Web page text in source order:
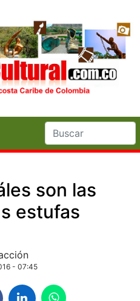
son las
estufas
- 07:45